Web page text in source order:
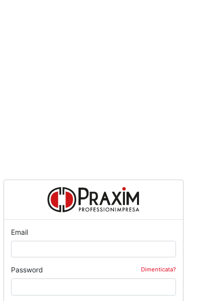
Email
Password Dimenticata?